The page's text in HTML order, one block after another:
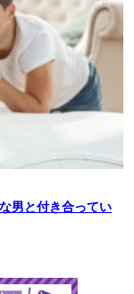
男と付き合ってい